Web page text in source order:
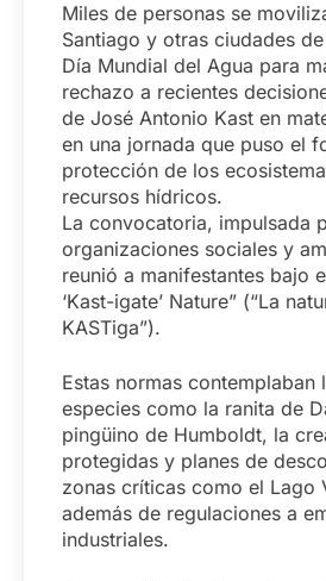
Miles de personas se
Santiago y otras ciudades
Día Mundial del Agua para
rechazo a recientes
de José Antonio Kast en
en una jornada que puso el
protección de los
recursos hídricos.
La convocatoria, impulsada
organizaciones sociales y
reunió a manifestantes bajo
‘Kast-igate’ Nature” (“La
KASTiga”).
Estas normas
especies como la ranita de
pingüino de Humboldt, la
protegidas y planes de
zonas críticas como el Lago
además de regulaciones a
industriales.